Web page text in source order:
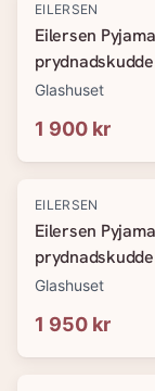
EILERSEN
Eilersen
prydnadskudde
Glashuset
1 900 kr
EILERSEN
Eilersen
prydnadskudde
Glashuset
1 950 kr